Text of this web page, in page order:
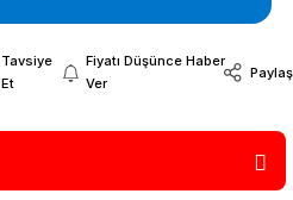
Tavsiye
Et
Fiyatı Düşünce Haber
Ver
Paylaş